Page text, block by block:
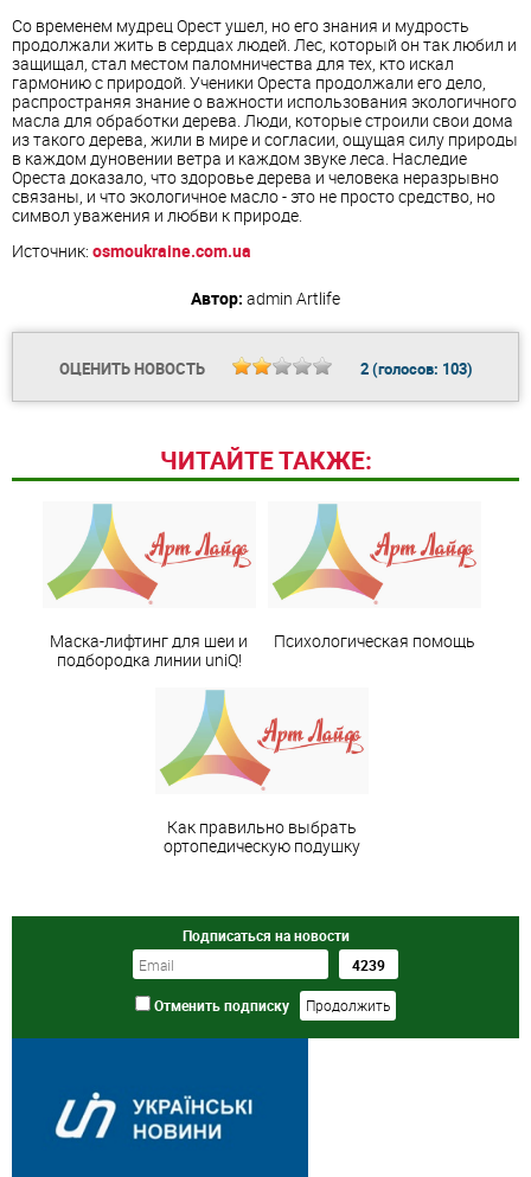
Со временем мудрец Орест ушел, но его знания и мудрость
продолжали жить в сердцах людей. Лес, который он так любил и
защищал, стал местом паломничества для тех, кто искал
гармонию с природой. Ученики Ореста продолжали его дело,
распространяя знание о важности использования экологичного
масла для обработки дерева. Люди, которые строили свои дома
из такого дерева, жили в мире и согласии, ощущая силу природы
в каждом дуновении ветра и каждом звуке леса. Наследие
Ореста доказало, что здоровье дерева и человека неразрывно
связаны, и что экологичное масло - это не просто средство, но
символ уважения и любви к природе.
Источник: osmoukraine.com.ua
Автор: admin Artlife
ОЦЕНИТЬ НОВОСТЬ 2(голосов: 103)
ЧИТАЙТЕ ТАКЖЕ:
Маска-лифтинг для шеи и
подбородка линии uniQ!
Психологическая помощь
Как правильно выбрать
ортопедическую подушку
Подписаться на новости
Отменить подписку